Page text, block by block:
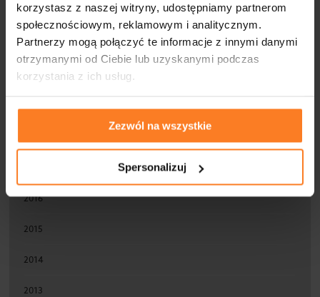
korzystasz z naszej witryny, udostępniamy partnerom
społecznościowym, reklamowym i analitycznym.
Partnerzy mogą połączyć te informacje z innymi danymi
otrzymanymi od Ciebie lub uzyskanymi podczas
korzystania z ich usług.
Zezwól na wszystkie
Spersonalizuj
2022
2021
2020
2019
2016
2015
2014
2013